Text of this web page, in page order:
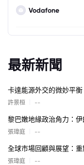
Vodafone
最新新聞
卡達能源外交的微妙平
許景桓 --
黎巴嫩地緣政治角力：
張瑋庭 --
全球市場回顧與展望：
張瑋庭 --